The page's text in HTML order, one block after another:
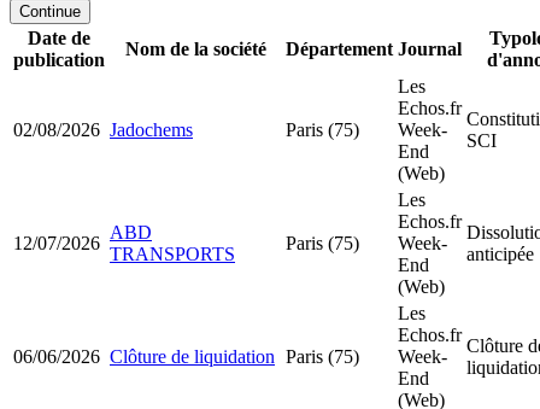
Continue
Date de
publication
Nom de la société Département Journal
02/08/2026 Jadochems Paris (75)
Les
Echos.fr
Week-
End
(Web)
SCI
12/07/2026
ABD
TRANSPORTS
Paris (75)
Les
Echos.fr
Week-
End
(Web)
anticipée
06/06/2026 Clôture de liquidation Paris (75)
Les
Echos.fr
Week-
End
(Web)
Clôture